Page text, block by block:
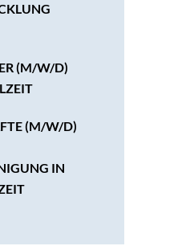
(M/W/D)
(M/W/D)
IN